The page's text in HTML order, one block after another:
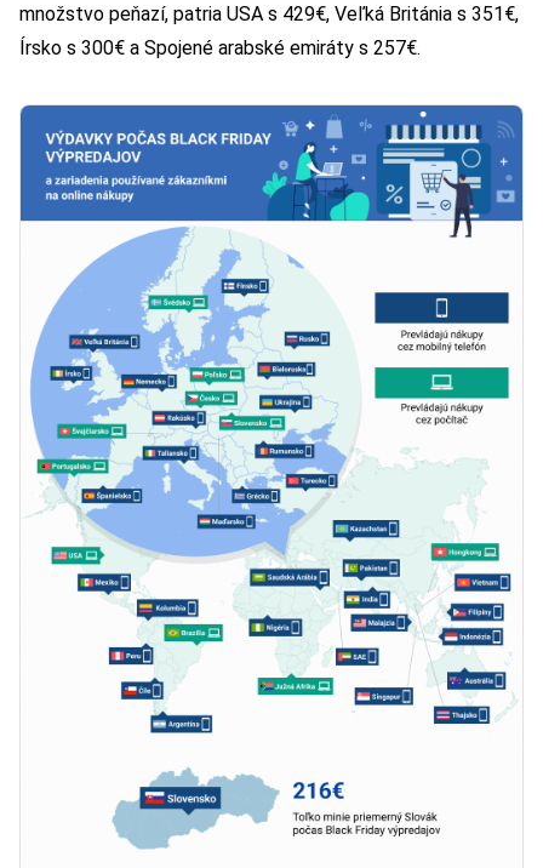
množstvo peňazí, patria USA s 429€, Veľká Británia s 351€,
Írsko s 300€ a Spojené arabské emiráty s 257€.